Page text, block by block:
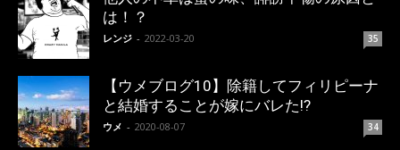
は！？
レンジ - 2022-03-20 35
【ウメブログ10】除籍してフィリピーナ
と結婚することが嫁にバレた!?
ウメ - 2020-08-07 34